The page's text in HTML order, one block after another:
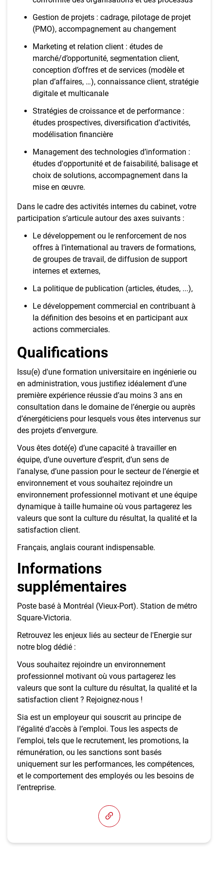
Gestion de projets : cadrage, pilotage de projet
(PMO), accompagnement au changement
Marketing et relation client : études de
marché/d’opportunité, segmentation client,
conception d’offres et de services (modèle et
plan d’affaires, …), connaissance client, stratégie
digitale et multicanale
Stratégies de croissance et de performance :
études prospectives, diversification d’activités,
modélisation financière
Management des technologies d’information :
études d'opportunité et de faisabilité, balisage et
choix de solutions, accompagnement dans la
mise en œuvre.
Dans le cadre des activités internes du cabinet, votre
participation s’articule autour des axes suivants :
Le développement ou le renforcement de nos
offres à l’international au travers de formations,
de groupes de travail, de diffusion de support
internes et externes,
La politique de publication (articles, études, ...),
Le développement commercial en contribuant à
la définition des besoins et en participant aux
actions commerciales.
Qualifications
Issu(e) d'une formation universitaire en ingénierie ou
en administration, vous justifiez idéalement d’une
première expérience réussie d’au moins 3 ans en
consultation dans le domaine de l’énergie ou auprès
d’énergéticiens pour lesquels vous êtes intervenus sur
des projets d’envergure.
Vous êtes doté(e) d’une capacité à travailler en
équipe, d’une ouverture d’esprit, d’un sens de
l’analyse, d’une passion pour le secteur de l’énergie et
environnement et vous souhaitez rejoindre un
environnement professionnel motivant et une équipe
dynamique à taille humaine où vous partagerez les
valeurs que sont la culture du résultat, la qualité et la
satisfaction client.
Français, anglais courant indispensable.
Informations
supplémentaires
Poste basé à Montréal (Vieux-Port). Station de métro
Square-Victoria.
Retrouvez les enjeux liés au secteur de l'Energie sur
notre blog dédié :
Vous souhaitez rejoindre un environnement
professionnel motivant où vous partagerez les
valeurs que sont la culture du résultat, la qualité et la
satisfaction client ? Rejoignez-nous !
Sia est un employeur qui souscrit au principe de
l’égalité d’accès à l’emploi. Tous les aspects de
l’emploi, tels que le recrutement, les promotions, la
rémunération, ou les sanctions sont basés
uniquement sur les performances, les compétences,
et le comportement des employés ou les besoins de
l’entreprise.